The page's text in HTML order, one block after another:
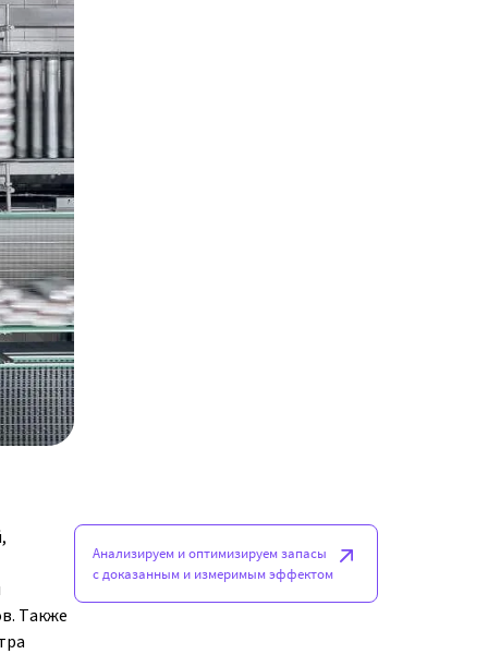
Также
Анализируем и оптимизируем запасы
с доказанным и измеримым эффектом